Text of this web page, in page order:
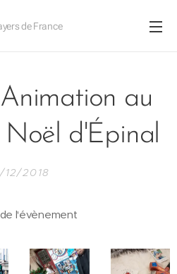
de France
au
Noël d'Épinal
12/2018
l'évènement